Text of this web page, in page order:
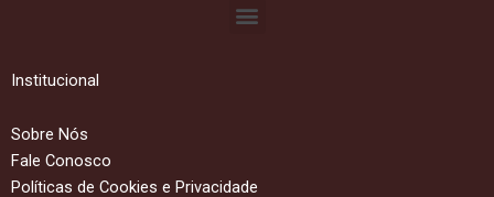
Menu
Institucional
Sobre Nós
Fale Conosco
Políticas de Cookies e Privacidade